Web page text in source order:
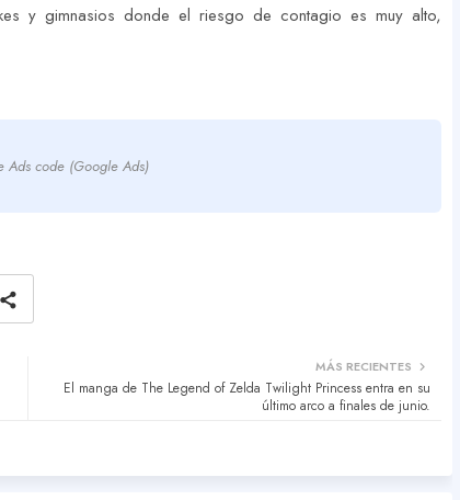
y gimnasios donde el riesgo de contagio es muy alto,
Ads code (Google Ads)
MÁS RECIENTES
El manga de The Legend of Zelda Twilight Princess entra en su
último arco a finales de junio.